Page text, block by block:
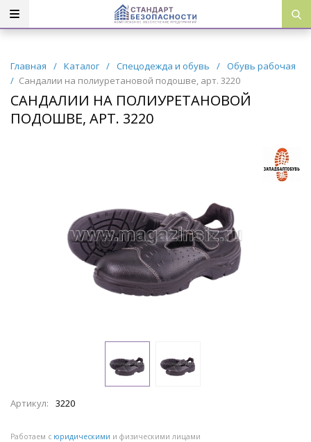
Главная / Каталог / Спецодежда и обувь / Обувь рабочая
/ Сандалии на полиуретановой подошве, арт. 3220
САНДАЛИИ НА ПОЛИУРЕТАНОВОЙ
ПОДОШВЕ, АРТ. 3220
Артикул: 3220
Работаем с юридическими и физическими лицами